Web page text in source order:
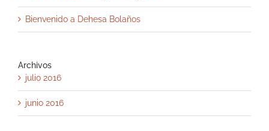
Bienvenido a Dehesa Bolaños
Archivos
julio 2016
junio 2016